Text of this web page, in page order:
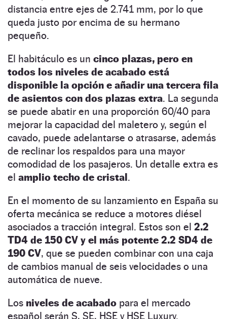
distancia entre ejes de 2.741 mm, por lo que
queda justo por encima de su hermano
pequeño.
El habitáculo es un cinco plazas, pero en
todos los niveles de acabado está
disponible la opción e añadir una tercera fila
de asientos con dos plazas extra. La segunda
se puede abatir en una proporción 60/40 para
mejorar la capacidad del maletero y, según el
cavado, puede adelantarse o atrasarse, además
de reclinar los respaldos para una mayor
comodidad de los pasajeros. Un detalle extra es
el amplio techo de cristal.
En el momento de su lanzamiento en España su
oferta mecánica se reduce a motores diésel
asociados a tracción integral. Estos son el 2.2
TD4 de 150 CV y el más potente 2.2 SD4 de
190 CV, que se pueden combinar con una caja
de cambios manual de seis velocidades o una
automática de nueve.
Los niveles de acabado para el mercado
español serán S, SE, HSE y HSE Luxury.